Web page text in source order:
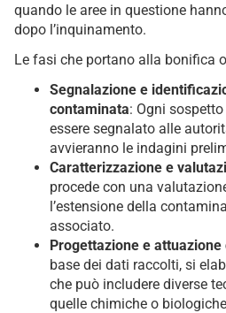
quando le aree in questione
dopo l’inquinamento.
Le fasi che portano alla bonifica
Segnalazione e
contaminata: Ogni
essere segnalato alle
avvieranno le indagini
Caratterizzazione e
procede con una
l’estensione della
associato.
Progettazione e
base dei dati raccolti, si
che può includere diverse
quelle chimiche o